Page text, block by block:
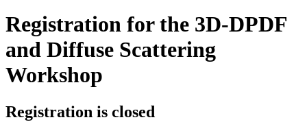
Registration for the 3D-DPDF
and Diffuse Scattering
Workshop
Registration is closed